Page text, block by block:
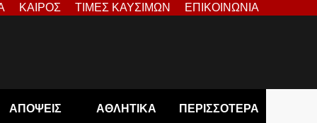
ΚΑΙΡΟΣ ΤΙΜΕΣ ΚΑΥΣΙΜΩΝ ΕΠΙΚΟΙΝΩΝΙΑ
ΑΠΟΨΕΙΣ ΑΘΛΗΤΙΚΑ ΠΕΡΙΣΣΟΤΕΡΑ